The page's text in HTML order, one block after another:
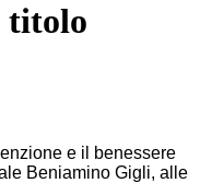
titolo
e il benessere
Beniamino Gigli, alle